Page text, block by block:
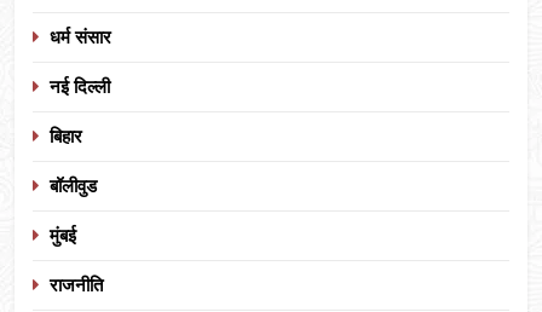
धर्म संसार
नई दिल्ली
बिहार
बॉलीवुड
मुंबई
राजनीति